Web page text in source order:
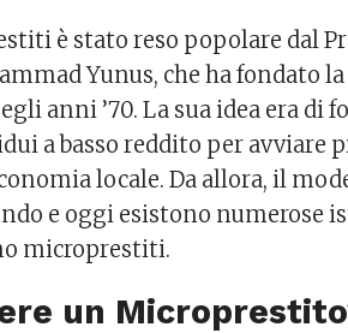
è stato reso popolare dal
Yunus, che ha fondato
anni ’70. La sua idea era di
a basso reddito per avviare
locale. Da allora, il
e oggi esistono numerose
microprestiti.
un